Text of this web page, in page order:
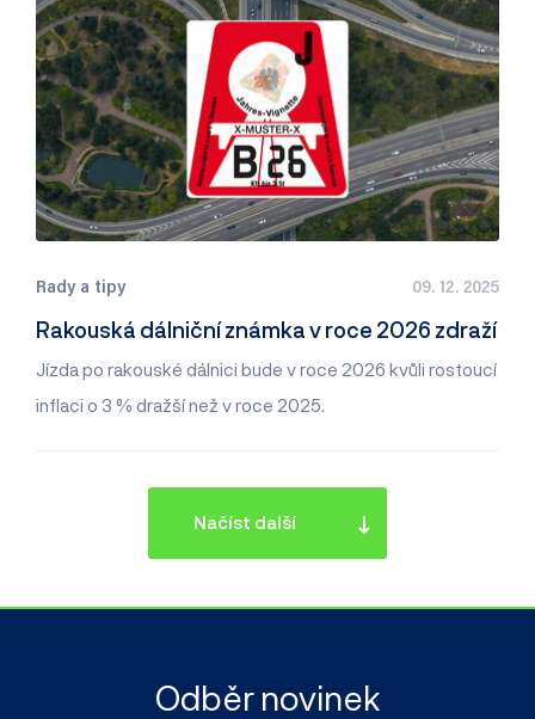
Rady a tipy 09. 12. 2025
Rakouská dálniční známka v roce 2026 zdraží
Jízda po rakouské dálnici bude v roce 2026 kvůli rostoucí
inflaci o 3 % dražší než v roce 2025.
Načíst další
Odběr novinek